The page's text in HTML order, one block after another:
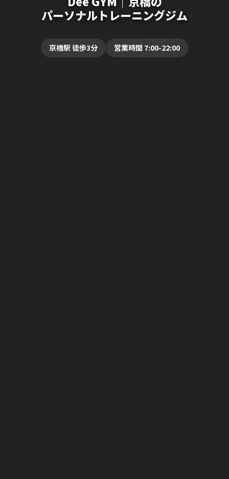
パーソナルトレーニングジム
京橋駅 徒歩3分 営業時間 7:00-22:00